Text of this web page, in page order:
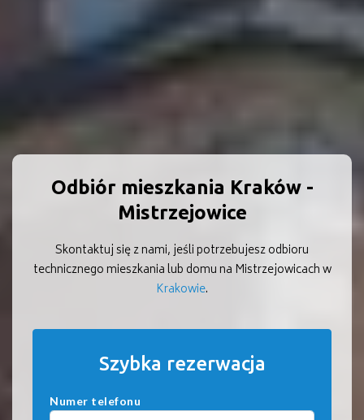
Odbiór mieszkania Kraków -
Mistrzejowice
Skontaktuj się z nami, jeśli potrzebujesz odbioru
technicznego mieszkania lub domu na Mistrzejowicach w
Krakowie.
Szybka rezerwacja
Numer telefonu